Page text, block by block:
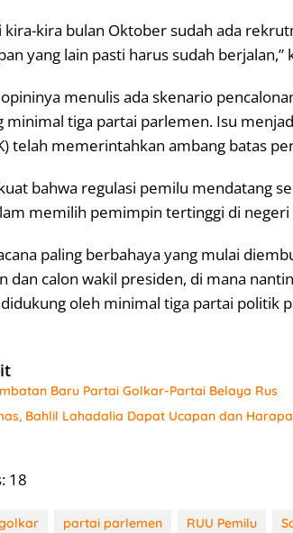
kira-kira bulan Oktober sudah ada
yang lain pasti harus sudah berjalan,”
menulis ada skenario
minimal tiga partai parlemen. Isu
telah memerintahkan ambang batas
bahwa regulasi pemilu mendatang
memilih pemimpin tertinggi di negeri
paling berbahaya yang mulai
dan calon wakil presiden, di mana
oleh minimal tiga partai politik
Baru Partai Golkar-Partai Belaya Rus
Bahlil Lahadalia Dapat Ucapan dan
18
partai parlemen RUU Pemilu